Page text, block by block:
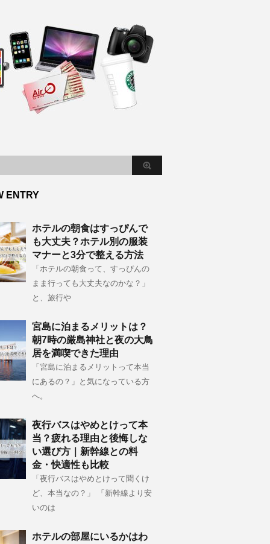
ENTRY
ホテルの朝食はすっぴんで
も大丈夫？ホテル別の服装
マナーと3分で整える方法
「ホテルの朝食って、すっぴんの
まま行っても大丈夫なのかな？」
と、旅行や
宮島に泊まるメリットは？
朝7時の厳島神社と夜の大鳥
居を満喫できた理由
「宮島に泊まるメリットって本当
にあるの？」と気になっている方
へ。
夜行バスはやめとけって本
当？疲れる理由と後悔しな
い選び方｜新幹線との料
金・快適性も比較
「夜行バスはやめとけって聞くけ
ど、本当なの？」 「新幹線より安
いのは
ホテルの部屋にいるかはわ